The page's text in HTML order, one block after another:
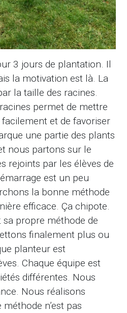
3 jours de plantation. Il
la motivation est là. La
la taille des racines.
permet de mettre
et de favoriser
une partie des plants
nous partons sur le
rejoints par les élèves de
est un peu
la bonne méthode
efficace. Ça chipote.
sa propre méthode de
finalement plus ou
planteur est
Chaque équipe est
différentes. Nous
Nous réalisons
n’est pas